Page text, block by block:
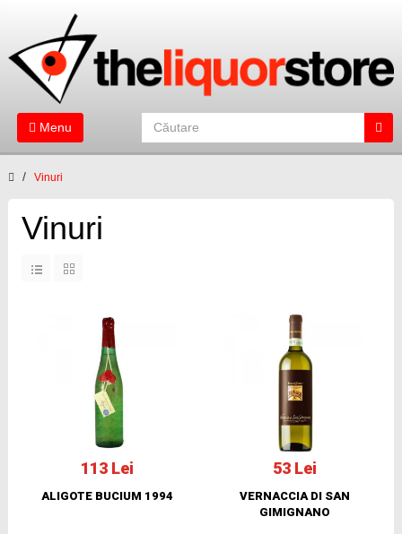
Menu
Vinuri
Vinuri
113 Lei
ALIGOTE BUCIUM 1994
53 Lei
VERNACCIA DI SAN
GIMIGNANO